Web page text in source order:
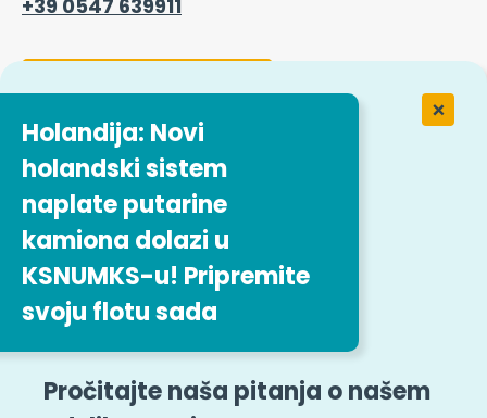
Holandija: Novi
holandski sistem
naplate putarine
kamiona dolazi u
KSNUMKS-u! Pripremite
svoju flotu sada
Pročitajte naša pitanja o našem
Obrazac za kontakt
Rad u Easitrip transportnim
uslugama
Naše ponude za posao
Pravne napomene
Mapa sajta
Opšti uslovi i odredbe
Uzbunjivanje
Pristupačnosti
Pridružite nam se